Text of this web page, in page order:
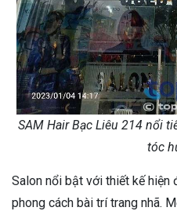
SAM Hair Bạc Liêu 214 nổi
tóc
Salon nổi bật với thiết kế hiện
phong cách bài trí trang nhã.